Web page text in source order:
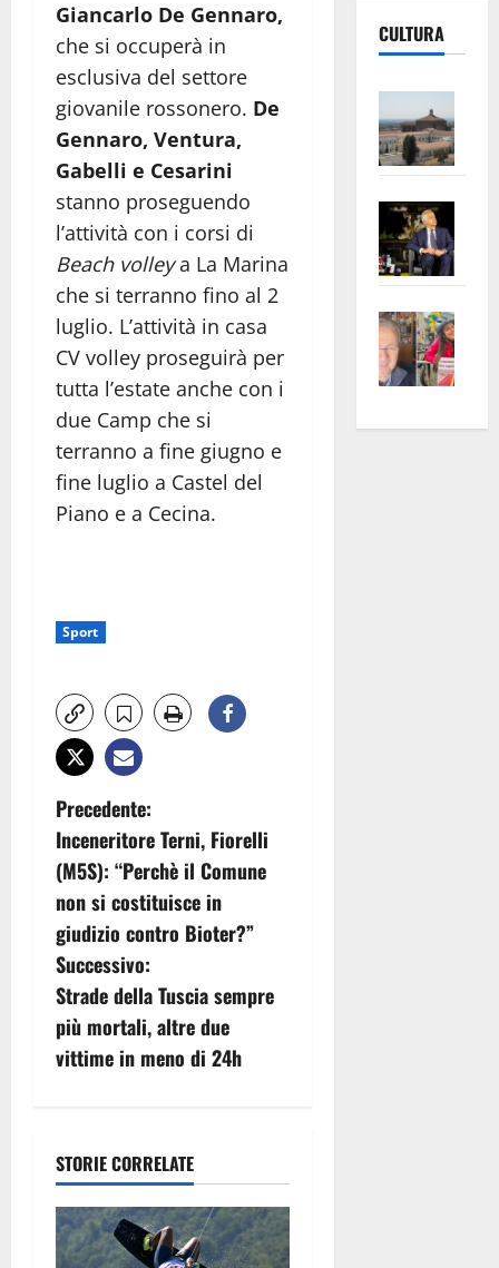
Giancarlo De Gennaro,
che si occuperà in
esclusiva del settore
giovanile rossonero. De
Gennaro, Ventura,
Gabelli e Cesarini
stanno proseguendo
l’attività con i corsi di
Beach volleya La Marina
che si terranno fino al 2
luglio. L’attività in casa
CV volley proseguirà per
tutta l’estate anche con i
due Camp che si
terranno a fine giugno e
fine luglio a Castel del
Piano e a Cecina.
Sport
N
a
v
i
g
a
i
o
n
Precedente:
Inceneritore Terni, Fiorelli
(M5S): “Perchè il Comune
non si costituisce in
giudizio contro Bioter?”
Successivo:
Strade della Tuscia sempre
più mortali, altre due
vittime in meno di 24h
STORIE CORRELATE
CULTURA
euro
apre